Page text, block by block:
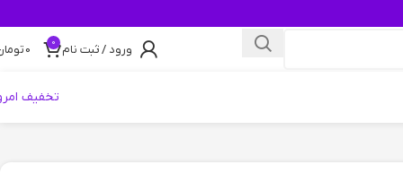
ورود / ثبت نام 0
0
تخفیف